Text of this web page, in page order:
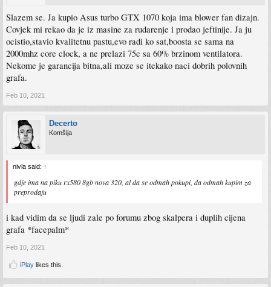
Slazem se. Ja kupio Asus turbo GTX 1070 koja ima blower fan dizajn.
Covjek mi rekao da je iz masine za rudarenje i prodao jeftinije. Ja ju
ocistio,stavio kvalitetnu pastu,evo radi ko sat,boosta se sama na
2000mhz core clock, a ne prelazi 75c sa 60% brzinom ventilatora.
Nekome je garancija bitna,ali moze se itekako naci dobrih polovnih
grafa.
Feb 10, 2021
Decerto
Komšija
nivla said: ↑
gdje ima na piku rx580 8gb nova 320, al da se odmah pokupi, da odmah kupim za
preprodaju
i kad vidim da se ljudi zale po forumu zbog skalpera i duplih cijena
grafa *facepalm*
Feb 10, 2021
iPlay likes this.